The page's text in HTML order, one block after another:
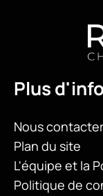
Plus
Nous contacter
Plan du site
L'équipe et la
Politique de